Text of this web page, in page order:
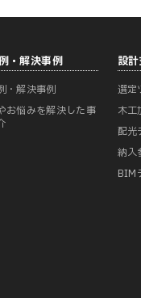
・解決事例
・解決事例
お悩みを解決した事
設
選定
木工
配光
納入
BIM